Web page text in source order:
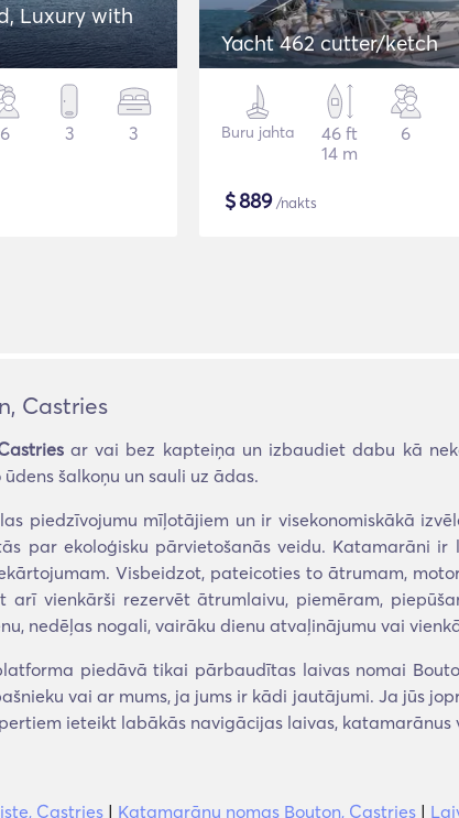
Luxury with
6 3 3
Yacht 462 cutter/ketch
Buru jahta
46 ft
14 m
6
$889/nakts
Castries
ar vai bez kapteiņa un izbaudiet dabu kā
šalkoņu un sauli uz ādas.
piedzīvojumu mīļotājiem un ir visekonomiskākā
par ekoloģisku pārvietošanās veidu. Katamarāni
Visbeidzot, pateicoties to ātrumam,
arī vienkārši rezervēt ātrumlaivu, piemēram,
nedēļas nogali, vairāku dienu atvaļinājumu vai
piedāvā tikai pārbaudītas laivas nomai
vai ar mums, ja jums ir kādi jautājumi. Ja jūs
ieteikt labākās navigācijas laivas,
Castries | Katamarānu nomas Bouton, Castries |